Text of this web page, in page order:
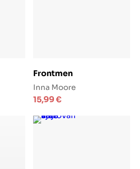
Frontmen
Inna Moore
15,99€